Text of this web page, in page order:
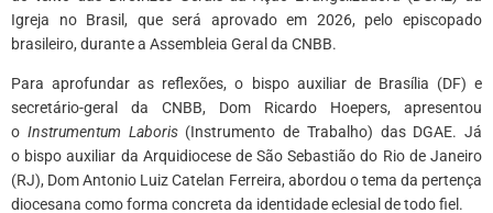
Igreja no Brasil, que será aprovado em 2026, pelo episcopado
brasileiro, durante a Assembleia Geral da CNBB.
Para aprofundar as reflexões, o bispo auxiliar de Brasília (DF) e
secretário-geral da CNBB, Dom Ricardo Hoepers, apresentou
o Instrumentum Laboris(Instrumento de Trabalho) das DGAE. Já
o bispo auxiliar da Arquidiocese de São Sebastião do Rio de Janeiro
(RJ), Dom Antonio Luiz Catelan Ferreira, abordou o tema da pertença
diocesana como forma concreta da identidade eclesial de todo fiel.